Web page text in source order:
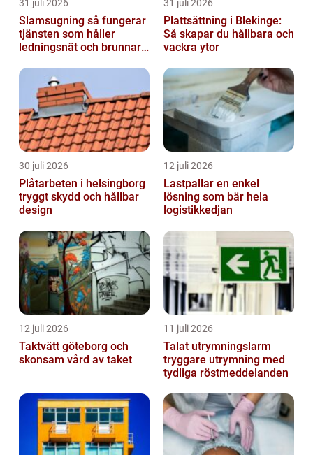
31 juli 2026
Slamsugning så fungerar
tjänsten som håller
ledningsnät och brunnar i
31 juli 2026
Plattsättning i Blekinge:
Så skapar du hållbara och
vackra ytor
30 juli 2026
Plåtarbeten i helsingborg
tryggt skydd och hållbar
design
12 juli 2026
Lastpallar en enkel
lösning som bär hela
logistikkedjan
12 juli 2026
Taktvätt göteborg och
skonsam vård av taket
11 juli 2026
Talat utrymningslarm
tryggare utrymning med
tydliga röstmeddelanden